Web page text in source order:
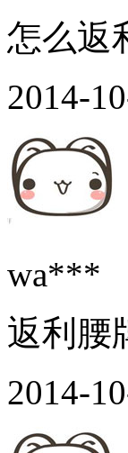
怎么返
2014-
wa***
返利腰
2014-